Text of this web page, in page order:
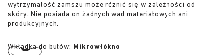
wytrzymałość zamszu może różnić się w zależności od
skóry. Nie posiada on żadnych wad materiałowych ani
produkcyjnych.
Wkładka do butów: Mikrowłókno